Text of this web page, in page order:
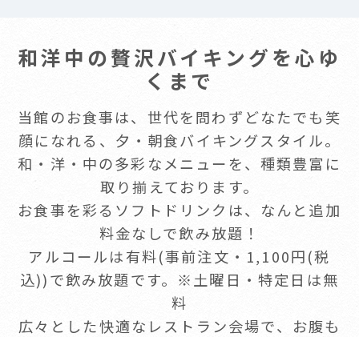
和洋中の贅沢バイキングを心ゆ
くまで
当館のお食事は、世代を問わずどなたでも笑
顔になれる、夕・朝食バイキングスタイル。
和・洋・中の多彩なメニューを、種類豊富に
取り揃えております。
お食事を彩るソフトドリンクは、なんと追加
料金なしで飲み放題！
アルコールは有料(事前注文・1,100円(税
込))で飲み放題です。※土曜日・特定日は無
料
広々とした快適なレストラン会場で、お腹も